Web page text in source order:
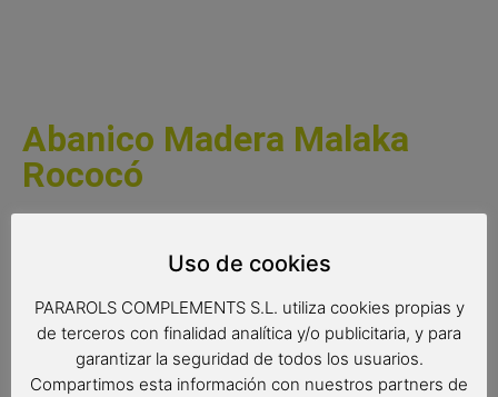
Abanico Madera Malaka
Rococó
diseños divertidos inspirados en el mundo del flamenco.
alguien especial.Un abanico de calidad con el que seguro
que sorprenderás a todo el mundo.
Medidas 23 cm cerrado.
Uso de cookies
PARAROLS COMPLEMENTS S.L. utiliza cookies propias y
de terceros con finalidad analítica y/o publicitaria, y para
garantizar la seguridad de todos los usuarios.
Compartimos esta información con nuestros partners de